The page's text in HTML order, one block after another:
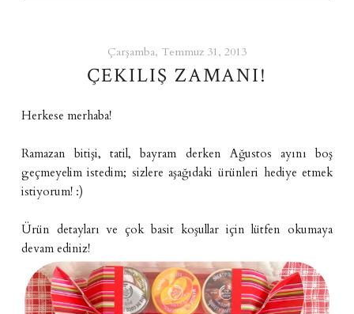
Çarşamba, Temmuz 31, 2013
ÇEKILIŞ ZAMANI!
Herkese merhaba!
Ramazan bitişi, tatil, bayram derken Ağustos ayını boş
geçmeyelim istedim; sizlere aşağıdaki ürünleri hediye etmek
istiyorum! :)
Ürün detayları ve çok basit koşullar için lütfen okumaya
devam ediniz!